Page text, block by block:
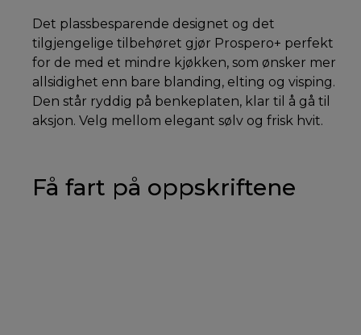
Det plassbesparende designet og det
tilgjengelige tilbehøret gjør Prospero+ perfekt
for de med et mindre kjøkken, som ønsker mer
allsidighet enn bare blanding, elting og visping.
Den står ryddig på benkeplaten, klar til å gå til
aksjon. Velg mellom elegant sølv og frisk hvit.
Få fart på oppskriftene